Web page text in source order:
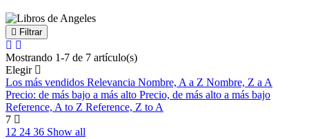
Filtrar
Mostrando 1-7 de 7 artículo(s)
Elegir
Los más vendidos Relevancia Nombre, A a Z Nombre, Z a A
Precio: de más bajo a más alto Precio, de más alto a más bajo
Reference, A to Z Reference, Z to A
7
12 24 36 Show all